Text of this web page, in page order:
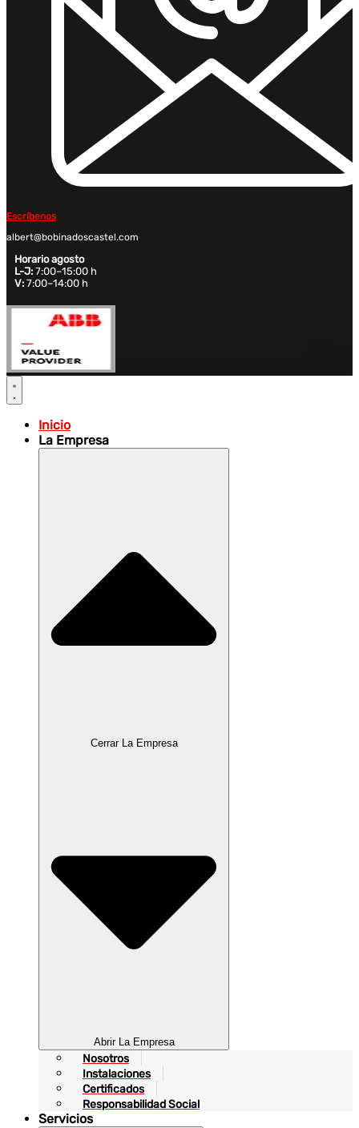
Escríbenos
albert@bobinadoscastel.com
Horario agosto
L-J: 7:00–15:00 h
V: 7:00–14:00 h
Inicio
La Empresa
Cerrar La Empresa
Abrir La Empresa
Nosotros
Instalaciones
Certificados
Responsabilidad Social
Servicios